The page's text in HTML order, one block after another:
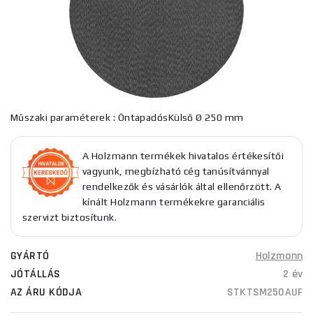
Műszaki paraméterek : ÖntapadósKülső Ø 250 mm
A Holzmann termékek hivatalos értékesítői
vagyunk, megbízható cég tanúsítvánnyal
rendelkezők és vásárlók által ellenőrzött. A
kínált Holzmann termékekre garanciális
szervizt biztosítunk.
GYÁRTÓ
Holzmann
JÓTÁLLÁS
2 év
AZ ÁRU KÓDJA
STKTSM250AUF